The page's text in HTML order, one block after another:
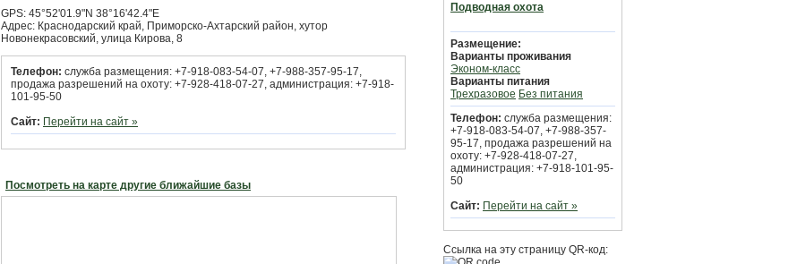
GPS: 45°52'01.9"N 38°16'42.4"E
Адрес: Краснодарский край, Приморско-Ахтарский район, хутор
Новонекрасовский, улица Кирова, 8
Телефон: служба размещения: +7-918-083-54-07, +7-988-357-95-17,
продажа разрешений на охоту: +7-928-418-07-27, администрация: +7-918-
101-95-50
Сайт: Перейти на сайт »
Посмотреть на карте другие ближайшие базы
Подводная охота
Размещение:
Варианты проживания
Эконом-класс
Варианты питания
Трехразовое Без питания
Телефон: служба размещения:
+7-918-083-54-07, +7-988-357-
95-17, продажа разрешений на
охоту: +7-928-418-07-27,
администрация: +7-918-101-95-
50
Сайт: Перейти на сайт »
Ссылка на эту страницу QR-код: